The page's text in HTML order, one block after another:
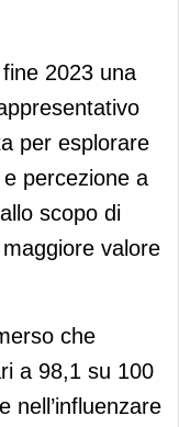
la birra più
2023 una
per esplorare
percezione a
allo scopo di
valore
che
a 98,1 su 100
nell’influenzare